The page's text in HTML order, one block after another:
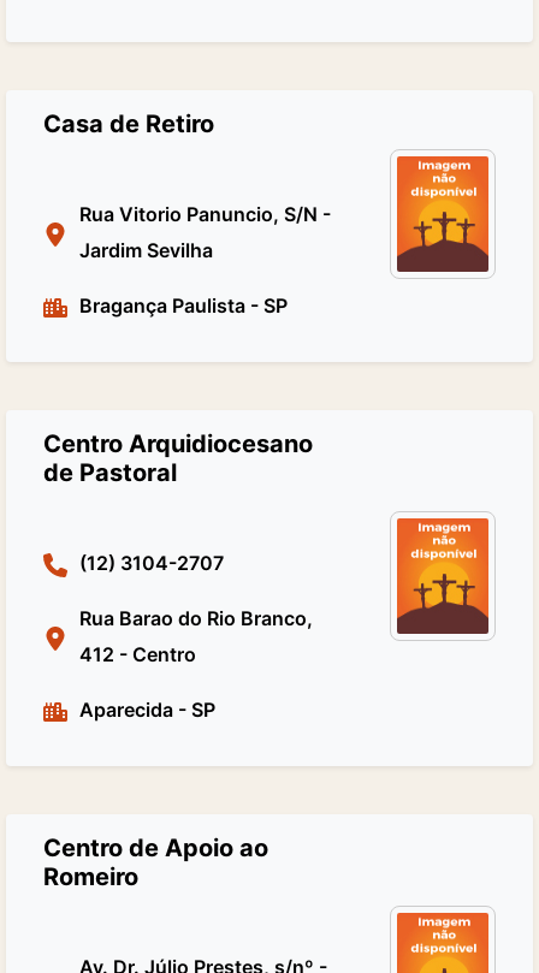
Casa de Retiro
Rua Vitorio Panuncio, S/N -
Jardim Sevilha
Bragança Paulista - SP
Centro Arquidiocesano
de Pastoral
(12) 3104-2707
Rua Barao do Rio Branco,
412 - Centro
Aparecida - SP
Centro de Apoio ao
Romeiro
Av. Dr. Júlio Prestes, s/nº -